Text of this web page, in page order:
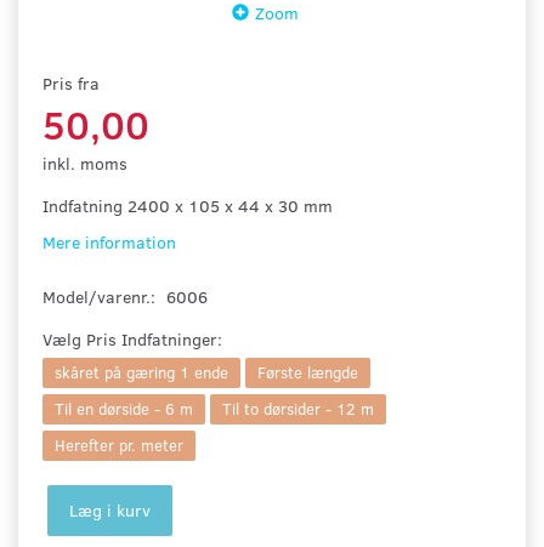
Zoom
Pris fra
50,00
inkl. moms
Indfatning 2400 x 105 x 44 x 30 mm
Mere information
Model/varenr.: 6006
Vælg Pris Indfatninger:
skåret på gæring 1 ende
Første længde
Til en dørside - 6 m
Til to dørsider - 12 m
Herefter pr. meter
Læg i kurv